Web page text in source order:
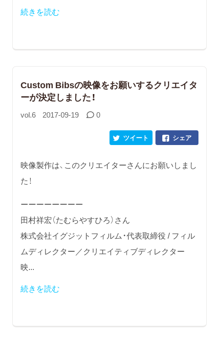
続きを読む
Custom Bibsの映像をお願いするクリエイタ
ーが決定しました！
vol.6 2017-09-19 0
シェア
ツイート
映像製作は、このクリエイターさんにお願いしまし
た！
ーーーーーーーー
田村祥宏（たむらやすひろ）さん
株式会社イグジットフィルム・代表取締役 / フィル
ムディレクター／クリエイティブディレクター
映...
続きを読む